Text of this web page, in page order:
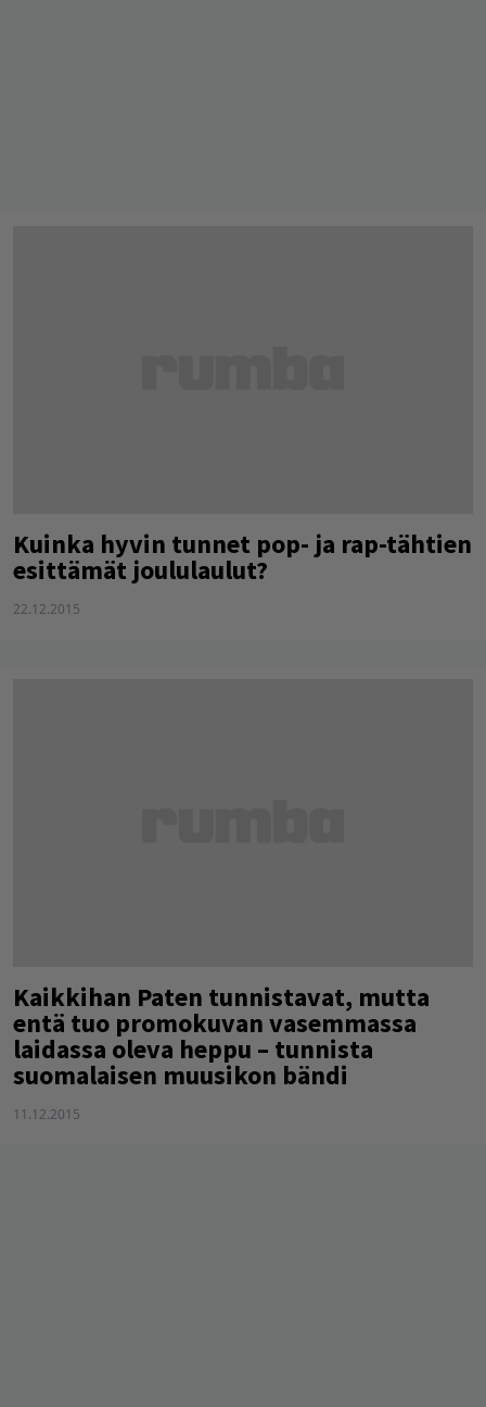
Kuinka hyvin tunnet pop- ja rap-tähtien
esittämät joululaulut?
22.12.2015
Kaikkihan Paten tunnistavat, mutta
entä tuo promokuvan vasemmassa
laidassa oleva heppu – tunnista
suomalaisen muusikon bändi
11.12.2015